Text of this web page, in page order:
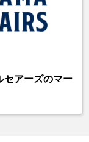
セアーズのマー